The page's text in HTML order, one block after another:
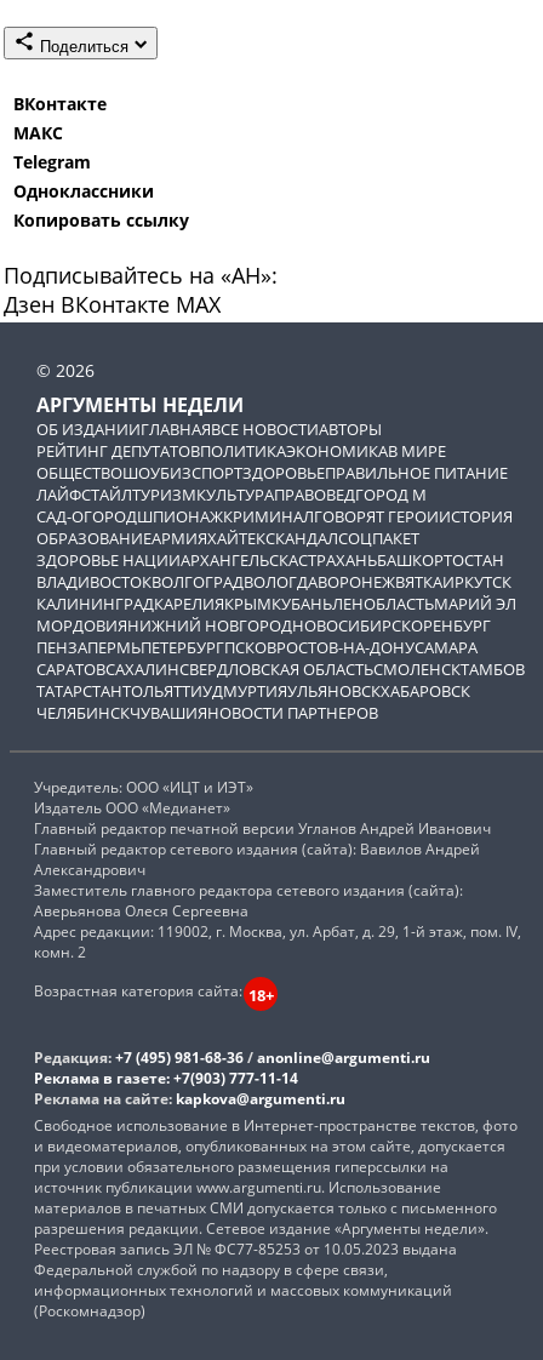
Поделиться
ВКонтакте
МАКС
Telegram
Одноклассники
Копировать ссылку
Подписывайтесь на «АН»:
Дзен ВКонтакте МАХ
© 2026
АРГУМЕНТЫ НЕДЕЛИ
ОБ ИЗДАНИИГЛАВНАЯВСЕ НОВОСТИАВТОРЫ
РЕЙТИНГ ДЕПУТАТОВПОЛИТИКАЭКОНОМИКАВ МИРЕ
ОБЩЕСТВОШОУБИЗСПОРТЗДОРОВЬЕПРАВИЛЬНОЕ ПИТАНИЕ
ЛАЙФСТАЙЛТУРИЗМКУЛЬТУРАПРАВОВЕДГОРОД М
САД-ОГОРОДШПИОНАЖКРИМИНАЛГОВОРЯТ ГЕРОИИСТОРИЯ
ОБРАЗОВАНИЕАРМИЯХАЙТЕКСКАНДАЛСОЦПАКЕТ
ЗДОРОВЬЕ НАЦИИАРХАНГЕЛЬСКАСТРАХАНЬБАШКОРТОСТАН
ВЛАДИВОСТОКВОЛГОГРАДВОЛОГДАВОРОНЕЖВЯТКАИРКУТСК
КАЛИНИНГРАДКАРЕЛИЯКРЫМКУБАНЬЛЕНОБЛАСТЬМАРИЙ ЭЛ
МОРДОВИЯНИЖНИЙ НОВГОРОДНОВОСИБИРСКОРЕНБУРГ
ПЕНЗАПЕРМЬПЕТЕРБУРГПСКОВРОСТОВ-НА-ДОНУСАМАРА
САРАТОВСАХАЛИНСВЕРДЛОВСКАЯ ОБЛАСТЬСМОЛЕНСКТАМБОВ
ТАТАРСТАНТОЛЬЯТТИУДМУРТИЯУЛЬЯНОВСКХАБАРОВСК
ЧЕЛЯБИНСКЧУВАШИЯНОВОСТИ ПАРТНЕРОВ
Учредитель: ООО «ИЦТ и ИЭТ»
Издатель ООО «Медианет»
Главный редактор печатной версии Угланов Андрей Иванович
Главный редактор сетевого издания (сайта): Вавилов Андрей
Александрович
Заместитель главного редактора сетевого издания (сайта):
Аверьянова Олеся Сергеевна
Адрес редакции: 119002, г. Москва, ул. Арбат, д. 29, 1-й этаж, пом. IV,
комн. 2
Возрастная категория сайта: 18+
Редакция:+7 (495) 981-68-36/anonline@argumenti.ru
Реклама в газете:+7(903) 777-11-14
Реклама на сайте: kapkova@argumenti.ru
Свободное использование в Интернет-пространстве текстов, фото
и видеоматериалов, опубликованных на этом сайте, допускается
при условии обязательного размещения гиперссылки на
источник публикации www.argumenti.ru. Использование
материалов в печатных СМИ допускается только с письменного
разрешения редакции. Сетевое издание «Аргументы недели».
Реестровая запись ЭЛ № ФС77-85253 от 10.05.2023 выдана
Федеральной службой по надзору в сфере связи,
информационных технологий и массовых коммуникаций
(Роскомнадзор)